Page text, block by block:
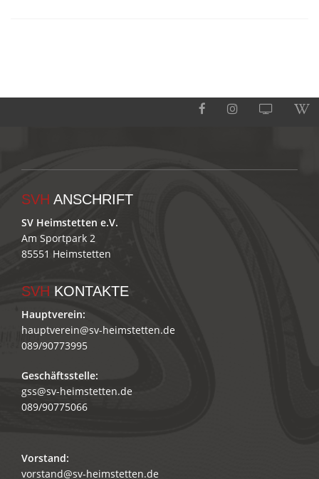
SVH ANSCHRIFT
SV Heimstetten e.V.
Am Sportpark 2
85551 Heimstetten
SVH KONTAKTE
Hauptverein:
hauptverein@sv-heimstetten.de
089/90773995
Geschäftsstelle:
gss@sv-heimstetten.de
089/90775066
Vorstand:
vorstand@sv-heimstetten.de